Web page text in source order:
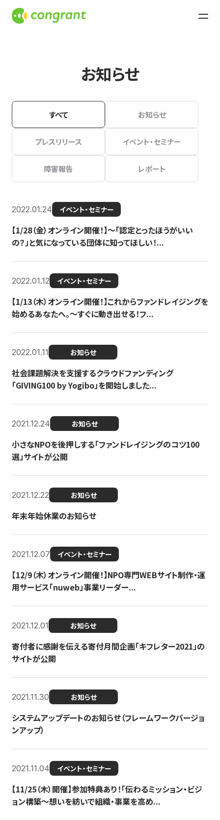
お知らせ
すべて お知らせ
プレスリリース イベント・セミナー
障害報告 レポート
2022.01.24 イベント・セミナー
【1/28（金）オンライン開催！】〜「認定とったほうがいい
の？」と気になっている団体に知ってほしい！...
2022.01.12 イベント・セミナー
【1/13（木）オンライン開催！】これからファンドレイジングを
始めるあなたへ。〜すぐに動き出せる！フ...
2022.01.11 お知らせ
社会課題解決を支援するクラウドファンディング
「GIVING100 by Yogibo」を開始しました...
2021.12.24 お知らせ
小さなNPOを後押しする「ファンドレイジングのコツ100
選」サイトが公開
2021.12.22 お知らせ
年末年始休業のお知らせ
2021.12.07 イベント・セミナー
【12/9（木）オンライン開催！】NPO専門WEBサイト制作・運
用サービス「nuweb」事業リーダー...
2021.12.01 お知らせ
寄付者に感謝を伝える寄付月間企画「キフレター2021」の
サイトが公開
2021.11.30 お知らせ
システムアップデートのお知らせ（フレームワークバージョ
ンアップ）
2021.11.04 イベント・セミナー
【11/25（木）開催】参加特典あり！「伝わるミッション・ビジ
ョン構築〜想いを紡いで組織・事業を高め...